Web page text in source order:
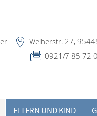
ELTERN UND KIND
Weiherstr. 27,
0921/7 85 72